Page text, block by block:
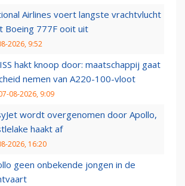
Airlines voert langste vrachtvlucht
Boeing 777F ooit uit
2026, 9:52
hakt knoop door: maatschappij gaat
nemen van A220-100-vloot
08-2026, 9:09
wordt overgenomen door Apollo,
haakt af
2026, 16:20
geen onbekende jongen in de